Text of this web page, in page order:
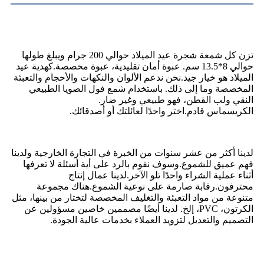
تزن كل شمعة شجرة عيد الميلاد حوالي 200 جرام ويبلغ طولها
حوالي 8*13.5 سم. عبوة أمان تقليدية، عبوة مخصصة.كهدية عيد
الميلاد هو خيار جيد.نحن ندعم الألوان والنكهات والأحجام والتعبئة
المخصصة وما إلى ذلك. باستخدام شمع فول الصويا الطبيعي
النقي ولب القطن، فهو طبيعي وغير ضار.
الكريسماس قادم.اختر واحدًا لعائلتك أو أصدقائك.
لدينا أكثر من عشر سنوات من الخبرة في التجارة الخارجية ولدينا
فهم عميق للشموع.وسوف نقوم بالرد على أية أسئلة لا تعرفها
أثناء عملية الشراء واحدًا تلو الآخر.لدينا عمال إنتاج
محترفون.رقابة صارمة على نوعية الشموع.هناك مجموعة
متنوعة من مواد التعبئة والتغليف المخصصة لتختار من بينها، مثل
الكرتون، PVC، إلخ. لدينا أيضًا مصممين خاصين مسؤولين عن
التصميم والتعديل لتزويد العملاء بخدمات عالية الجودة.